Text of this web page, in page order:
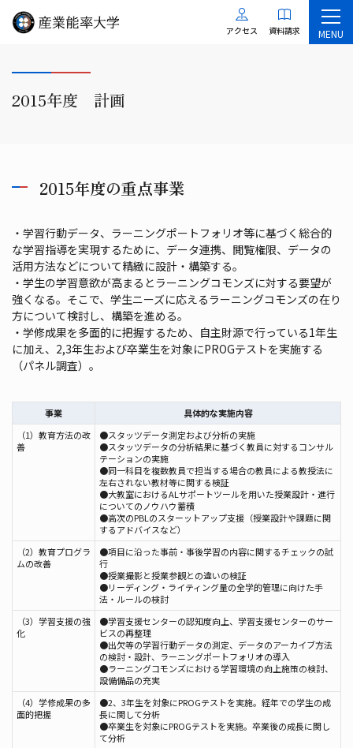
アクセス 資料請求 MENU
2015年度 計画
2015年度の重点事業
・学習行動データ、ラーニングポートフォリオ等に基づく総合的
な学習指導を実現するために、データ連携、閲覧権限、データの
活用方法などについて精緻に設計・構築する。
・学生の学習意欲が高まるとラーニングコモンズに対する要望が
強くなる。そこで、学生ニーズに応えるラーニングコモンズの在り
方について検討し、構築を進める。
・学修成果を多面的に把握するため、自主財源で行っている1年生
に加え、2,3年生および卒業生を対象にPROGテストを実施する
（パネル調査）。
事業
具体的な実施内容
（1）教育方法の改
善
●スタッツデータ測定および分析の実施
●スタッツデータの分析結果に基づく教員に対するコンサル
テーションの実施
●同一科目を複数教員で担当する場合の教員による教授法に
左右されない教材等に関する検証
●大教室におけるALサポートツールを用いた授業設計・進行
についてのノウハウ蓄積
●高次のPBLのスターットアップ支援（授業設計や課題に関
するアドバイスなど）
（2）教育プログラ
ムの改善
●項目に沿った事前・事後学習の内容に関するチェックの試
行
●授業撮影と授業参観との違いの検証
●リーディング・ライティング量の全学的管理に向けた手
法・ルールの検討
（3）学習支援の強
化
●学習支援センターの認知度向上、学習支援センターのサー
ビスの再整理
●出欠等の学習行動データの測定、データのアーカイブ方法
の検討・設計、ラーニングポートフォリオの導入
●ラーニングコモンズにおける学習環境の向上施策の検討、
設備備品の充実
（4）学修成果の多
面的把握
●2、3年生を対象にPROGテストを実施。経年での学生の成
長に関して分析
●卒業生を対象にPROGテストを実施。卒業後の成長に関し
て分析